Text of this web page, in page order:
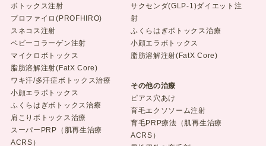
ボトックス注射
プロファイロ(PROFHIRO)
スネコス注射
ベビーコラーゲン注射
マイクロボトックス
脂肪溶解注射(FatX Core)
ワキ汗/多汗症ボトックス治療
小顔エラボトックス
ふくらはぎボトックス治療
肩こりボトックス治療
スーパーPRP（肌再生治療
ACRS）
サクセンダ(GLP-1)ダイエット注
射
ふくらはぎボトックス治療
小顔エラボトックス
脂肪溶解注射(FatX Core)
その他の治療
ピアス穴あけ
育毛エクソソーム注射
育毛PRP療法（肌再生治療
ACRS）